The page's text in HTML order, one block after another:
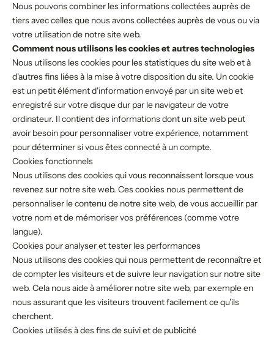
Nous pouvons combiner les informations collectées auprès de
tiers avec celles que nous avons collectées auprès de vous ou via
votre utilisation de notre site web.
Comment nous utilisons les cookies et autres technologies
Nous utilisons les cookies pour les statistiques du site web et à
d'autres fins liées à la mise à votre disposition du site. Un cookie
est un petit élément d'information envoyé par un site web et
enregistré sur votre disque dur par le navigateur de votre
ordinateur. Il contient des informations dont un site web peut
avoir besoin pour personnaliser votre expérience, notamment
pour déterminer si vous êtes connecté à un compte.
Cookies fonctionnels
Nous utilisons des cookies qui vous reconnaissent lorsque vous
revenez sur notre site web. Ces cookies nous permettent de
personnaliser le contenu de notre site web, de vous accueillir par
votre nom et de mémoriser vos préférences (comme votre
langue).
Cookies pour analyser et tester les performances
Nous utilisons des cookies qui nous permettent de reconnaître et
de compter les visiteurs et de suivre leur navigation sur notre site
web. Cela nous aide à améliorer notre site web, par exemple en
nous assurant que les visiteurs trouvent facilement ce qu'ils
cherchent.
Cookies utilisés à des fins de suivi et de publicité